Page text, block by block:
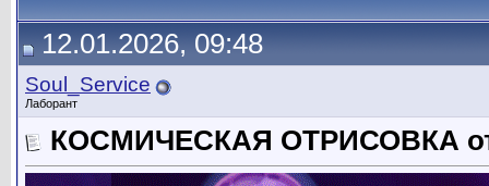
12.01.2026, 09:48
Soul_Service
Лаборант
КОСМИЧЕСКАЯ ОТРИСОВКА